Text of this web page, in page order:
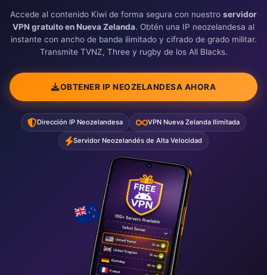
Accede al contenido Kiwi de forma segura con nuestro servidor
VPN gratuito en Nueva Zelanda. Obtén una IP neozelandesa al
instante con ancho de banda ilimitado y cifrado de grado militar.
Transmite TVNZ, Three y rugby de los All Blacks.
OBTENER IP NEOZELANDESA AHORA
Dirección IP Neozelandesa VPN Nueva Zelanda Ilimitada
Servidor Neozelandés de Alta Velocidad